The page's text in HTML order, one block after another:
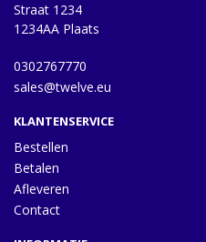
Straat 1234
1234AA Plaats
0302767770
sales@twelve.eu
KLANTENSERVICE
Bestellen
Betalen
Afleveren
Contact